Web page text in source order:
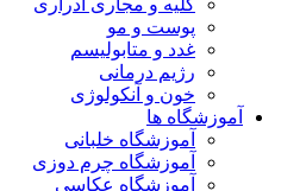
کلیه و مجاری ادراری
پوست و مو
غدد و متابولیسم
رژیم درمانی
خون و آنکولوژی
آموزشگاه ها
آموزشگاه خلبانی
آموزشگاه چرم دوزی
آموزشگاه عکاسی